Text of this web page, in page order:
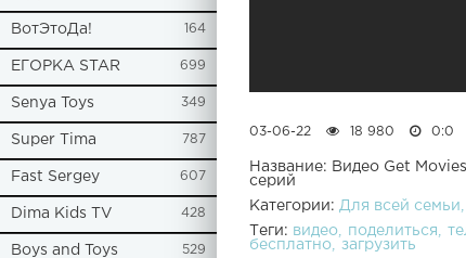
ВотЭтоДа! 164
ЕГОРКА STAR 699
Senya Toys 349
Super Tima 787
Fast Sergey 607
Dima Kids TV 428
Boys and Toys 529
03-06-22 18 980 0:0
Название: Видео Get
серий
Категории: Для всей семьи
Теги: видео поделиться
бесплатно
загрузить